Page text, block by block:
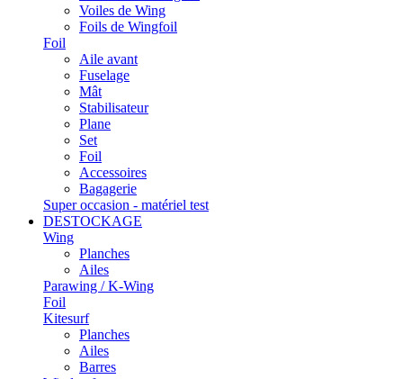
Voiles de Wing
Foils de Wingfoil
Foil
Aile avant
Fuselage
Mât
Stabilisateur
Plane
Set
Foil
Accessoires
Bagagerie
Super occasion - matériel test
DESTOCKAGE
Wing
Planches
Ailes
Parawing / K-Wing
Foil
Kitesurf
Planches
Ailes
Barres